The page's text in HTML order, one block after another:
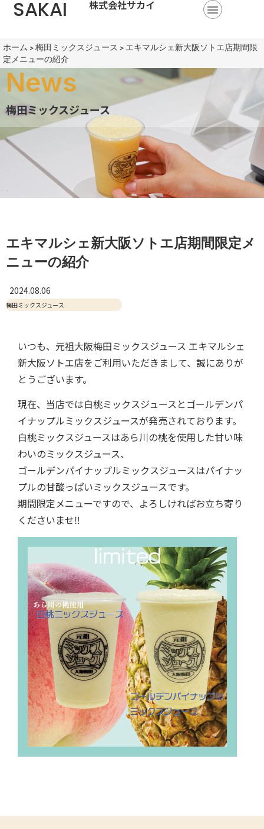
SAKAI 株式会社サカイ
ホーム >梅田ミックスジュース > エキマルシェ新大阪ソトエ店期間限
定メニューの紹介
News
梅田ミックスジュース
エキマルシェ新大阪ソトエ店期間限定メ
ニューの紹介
2024.08.06
梅田ミックスジュース
いつも、元祖大阪梅田ミックスジュース エキマルシェ
新大阪ソトエ店をご利用いただきまして、誠にありが
とうございます。
現在、当店では白桃ミックスジュースとゴールデンパ
イナップルミックスジュースが発売されております。
白桃ミックスジュースはあら川の桃を使用した甘い味
わいのミックスジュース、
ゴールデンパイナップルミックスジュースはパイナッ
プルの甘酸っぱいミックスジュースです。
期間限定メニューですので、よろしければお立ち寄り
くださいませ‼︎